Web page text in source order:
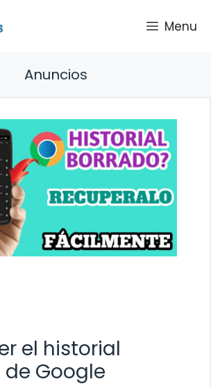
Menu
Anuncios
el historial
Google